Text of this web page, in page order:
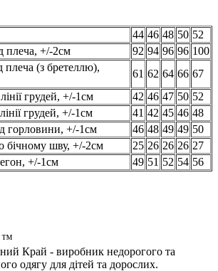
44 46 48 50 52
плеча, +/-2см
92 94 96 96 100
(з бретеллю),
61 62 64 66 67
грудей, +/-1см
42 46 47 50 52
грудей, +/-1см
41 42 45 46 48
горловини, +/-1см
46 48 49 49 50
бічному шву, +/-2см
25 26 26 26 27
+/-1см
49 51 52 54 56
™
Край - виробник недорогого та
одягу для дітей та дорослих.